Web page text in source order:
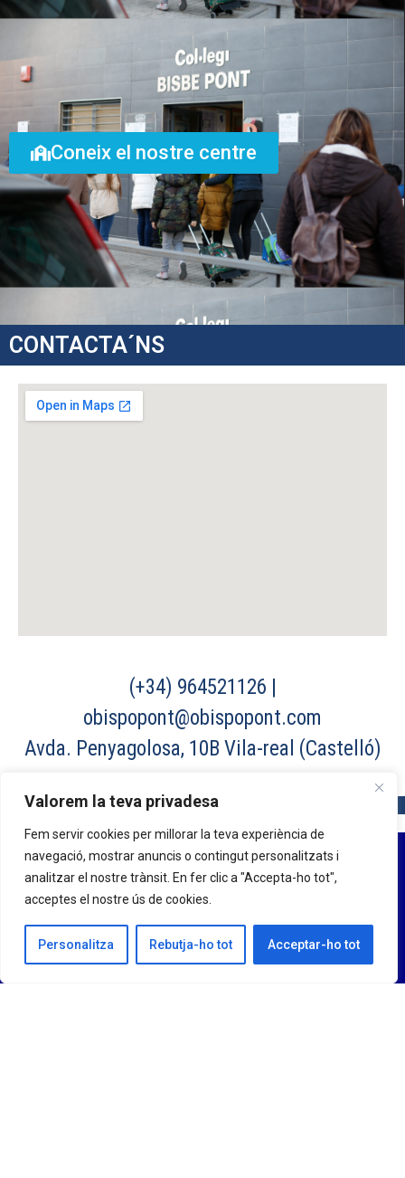
Valorem la teva privadesa
Fem servir cookies per millorar la teva experiència de
navegació, mostrar anuncis o contingut personalitzats i
analitzar el nostre trànsit. En fer clic a "Accepta-ho tot",
acceptes el nostre ús de cookies.
Personalitza Rebutja-ho tot Acceptar-ho tot
Coneix el nostre centre
CONTACTA´NS
(+34) 964521126 |
obispopont@obispopont.com
Avda. Penyagolosa, 10B Vila-real (Castelló)